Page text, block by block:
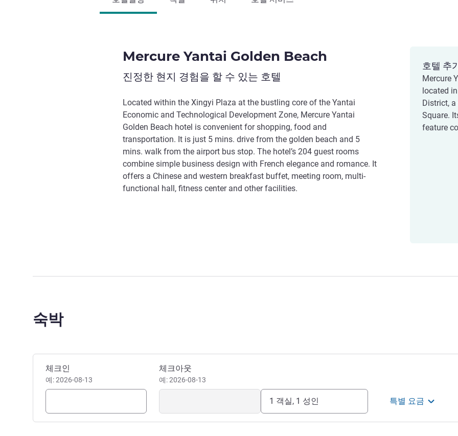
Mercure Yantai Golden Beach
진정한 현지 경험을 할 수 있는 호텔
Located within the Xingyi Plaza at the bustling core of the Yantai
Economic and Technological Development Zone, Mercure Yantai
Golden Beach hotel is convenient for shopping, food and
transportation. It is just 5 mins. drive from the golden beach and 5
mins. walk from the airport bus stop. The hotel’s 204 guest rooms
combine simple business design with French elegance and romance. It
offers a Chinese and western breakfast buffet, meeting room, multi-
functional hall, fitness center and other facilities.
호텔 추
Mercure
located
District,
Square.
feature
숙박
이 호텔 예약하기
체크인
예: 2026-08-13
체크아웃
예: 2026-08-13
1 객실, 1 성인 특별 요금